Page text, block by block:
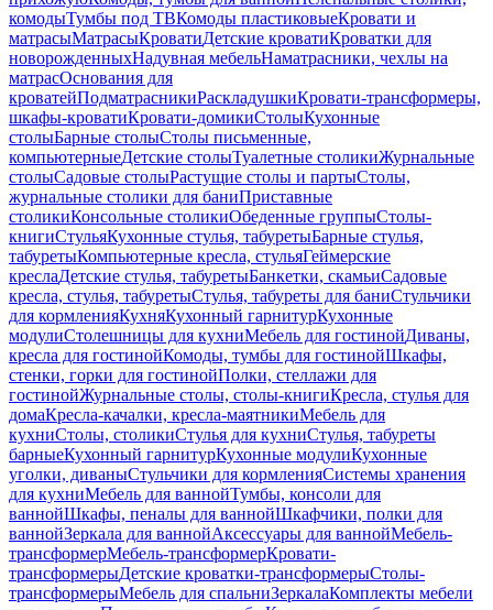
комодыТумбы под ТВКомоды пластиковыеКровати и
матрасыМатрасыКроватиДетские кроватиКроватки для
новорожденныхНадувная мебельНаматрасники, чехлы на
матрасОснования для
кроватейПодматрасникиРаскладушкиКровати-трансформеры,
шкафы-кроватиКровати-домикиСтолыКухонные
столыБарные столыСтолы письменные,
компьютерныеДетские столыТуалетные столикиЖурнальные
столыСадовые столыРастущие столы и партыСтолы,
журнальные столики для баниПриставные
столикиКонсольные столикиОбеденные группыСтолы-
книгиСтульяКухонные стулья, табуретыБарные стулья,
табуретыКомпьютерные кресла, стульяГеймерские
креслаДетские стулья, табуретыБанкетки, скамьиСадовые
кресла, стулья, табуретыСтулья, табуреты для баниСтульчики
для кормленияКухняКухонный гарнитурКухонные
модулиСтолешницы для кухниМебель для гостинойДиваны,
кресла для гостинойКомоды, тумбы для гостинойШкафы,
стенки, горки для гостинойПолки, стеллажи для
гостинойЖурнальные столы, столы-книгиКресла, стулья для
домаКресла-качалки, кресла-маятникиМебель для
кухниСтолы, столикиСтулья для кухниСтулья, табуреты
барныеКухонный гарнитурКухонные модулиКухонные
уголки, диваныСтульчики для кормленияСистемы хранения
для кухниМебель для ваннойТумбы, консоли для
ваннойШкафы, пеналы для ваннойШкафчики, полки для
ваннойЗеркала для ваннойАксессуары для ваннойМебель-
трансформерМебель-трансформерКровати-
трансформерыДетские кроватки-трансформерыСтолы-
трансформерыМебель для спальниЗеркалаКомплекты мебели